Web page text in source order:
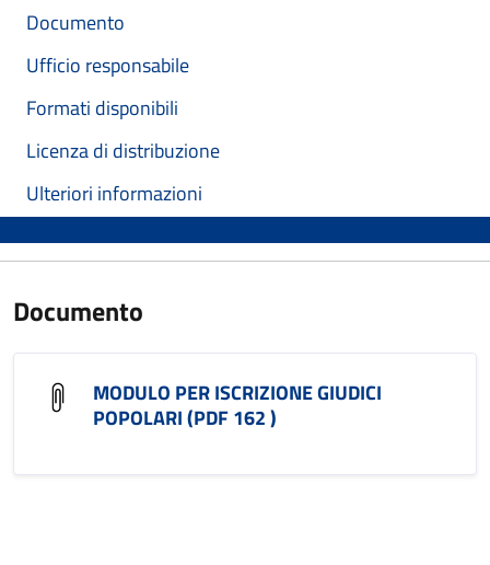
Documento
Ufficio responsabile
Formati disponibili
Licenza di distribuzione
Ulteriori informazioni
Documento
MODULO PER ISCRIZIONE GIUDICI
POPOLARI (PDF 162 )